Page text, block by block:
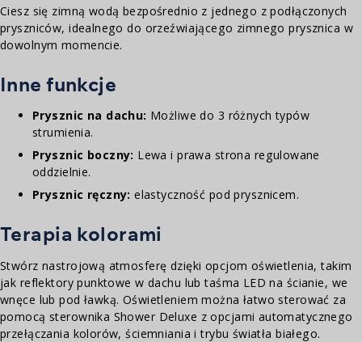
Ciesz się zimną wodą bezpośrednio z jednego z podłączonych
pryszniców, idealnego do orzeźwiającego zimnego prysznica w
dowolnym momencie.
Inne funkcje
Prysznic na dachu: Możliwe do 3 różnych typów
strumienia.
Prysznic boczny: Lewa i prawa strona regulowane
oddzielnie.
Prysznic ręczny: elastyczność pod prysznicem.
Terapia kolorami
Stwórz nastrojową atmosferę dzięki opcjom oświetlenia, takim
jak reflektory punktowe w dachu lub taśma LED na ścianie, we
wnęce lub pod ławką. Oświetleniem można łatwo sterować za
pomocą sterownika Shower Deluxe z opcjami automatycznego
przełączania kolorów, ściemniania i trybu światła białego.